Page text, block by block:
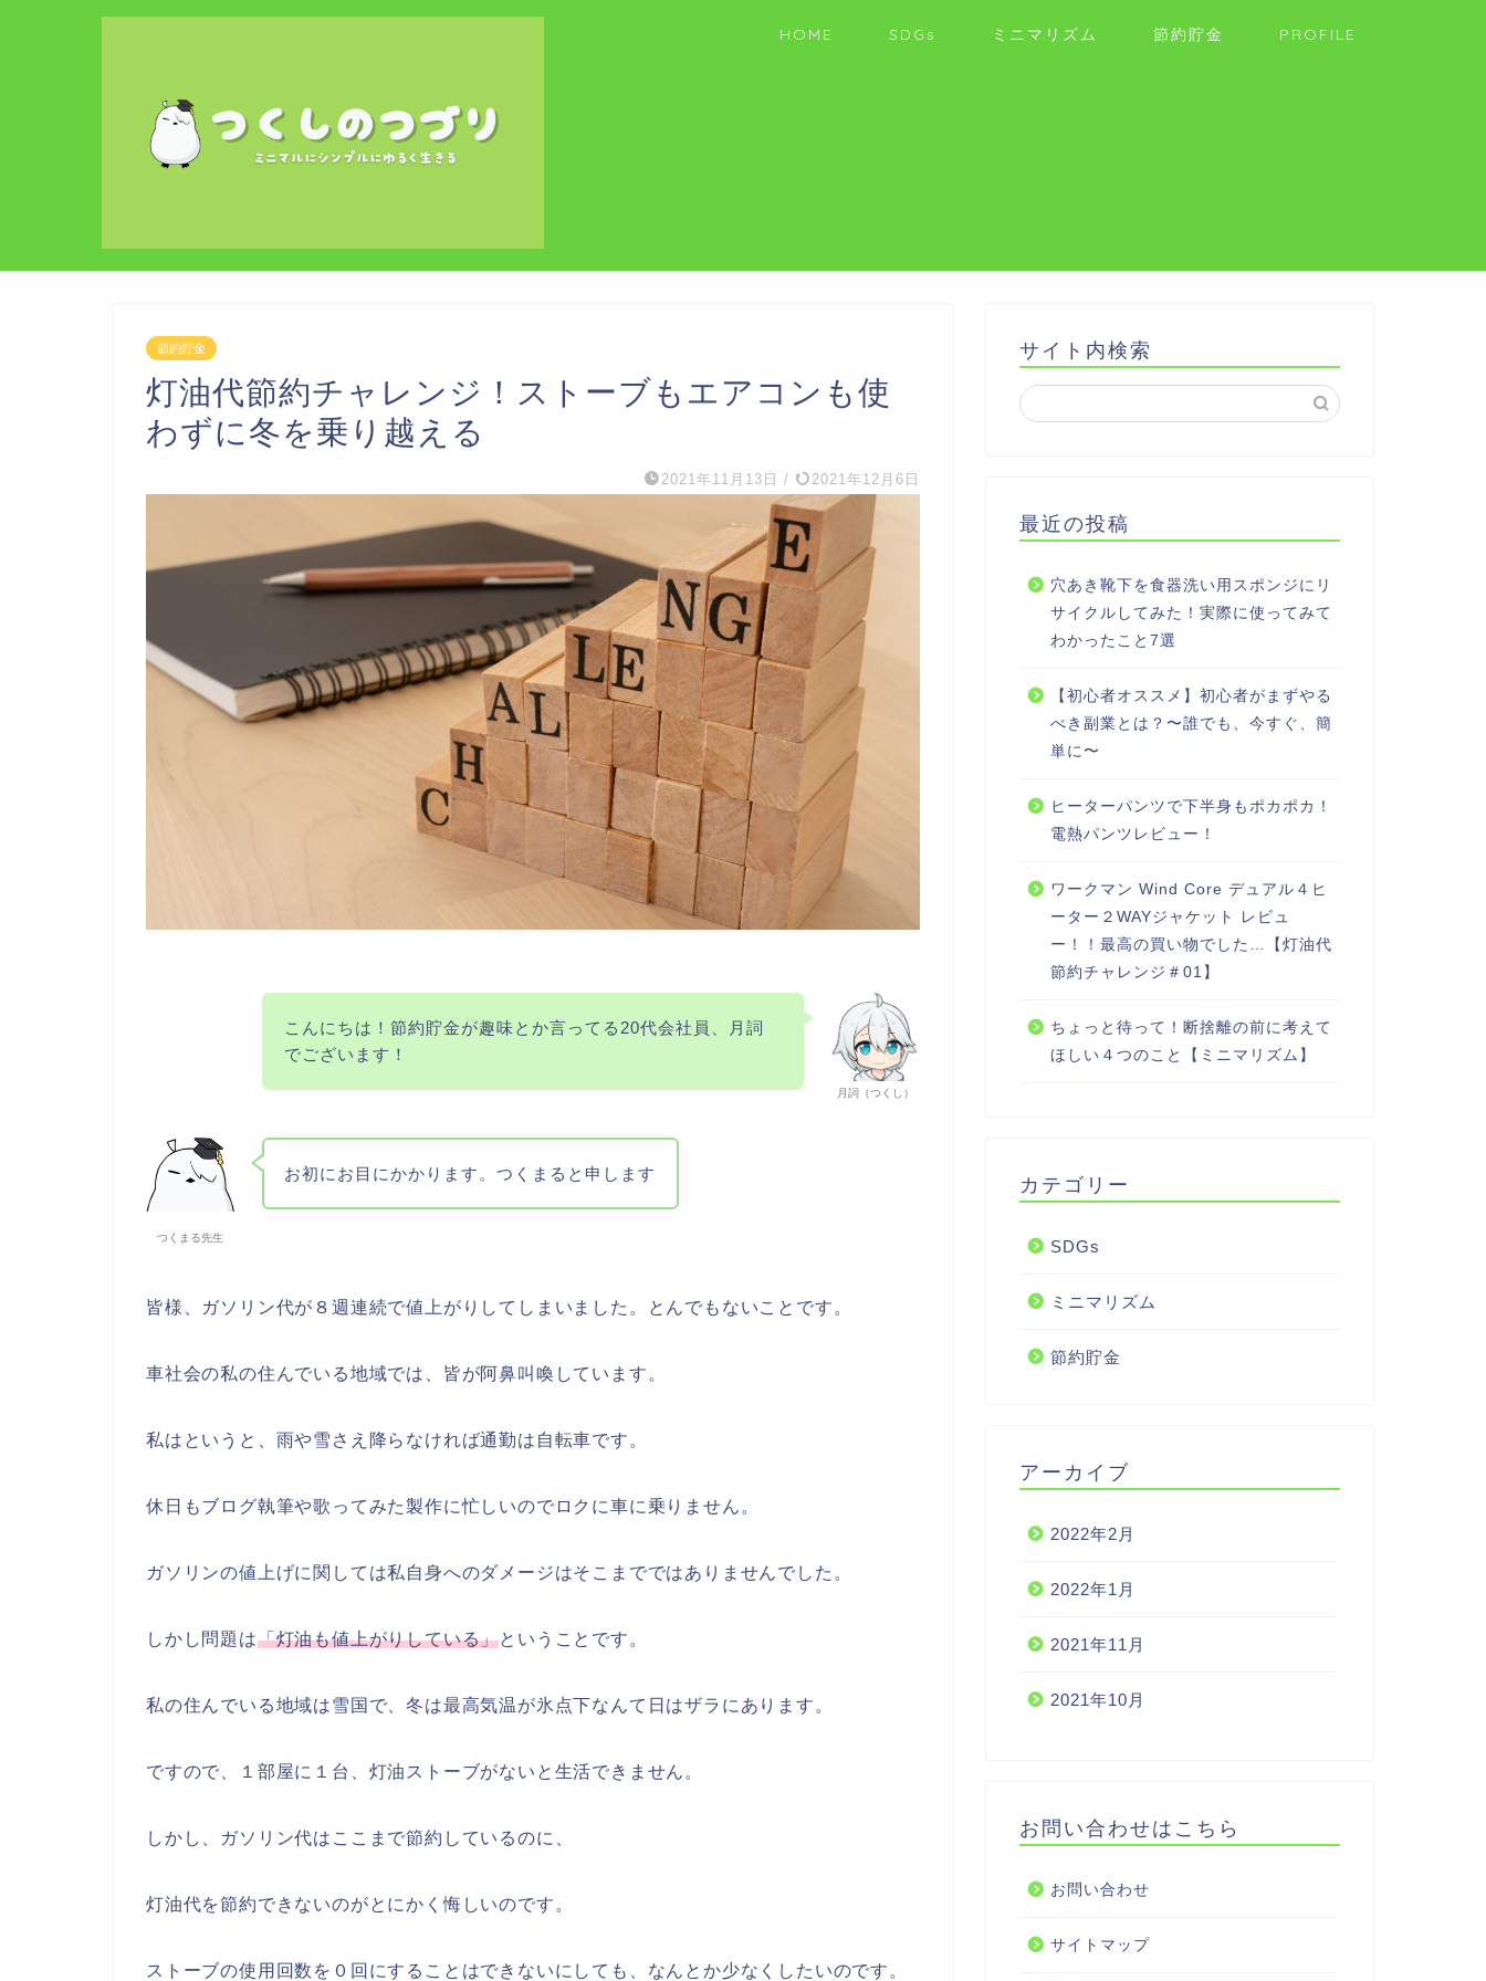
HOME SDGs ミニマリズム 節約貯金 PROFILE
節約貯金
灯油代節約チャレンジ！ストーブもエアコンも使
わずに冬を乗り越える
2021年11月13日 / 2021年12月6日
月詞（つくし）
こんにちは！節約貯金が趣味とか言ってる20代会社員、月詞
でございます！
つくまる先生
お初にお目にかかります。つくまると申します
皆様、ガソリン代が８週連続で値上がりしてしまいました。とんでもないことです。
車社会の私の住んでいる地域では、皆が阿鼻叫喚しています。
私はというと、雨や雪さえ降らなければ通勤は自転車です。
休日もブログ執筆や歌ってみた製作に忙しいのでロクに車に乗りません。
ガソリンの値上げに関しては私自身へのダメージはそこまでではありませんでした。
しかし問題は「灯油も値上がりしている」ということです。
私の住んでいる地域は雪国で、冬は最高気温が氷点下なんて日はザラにあります。
ですので、１部屋に１台、灯油ストーブがないと生活できません。
しかし、ガソリン代はここまで節約しているのに、
灯油代を節約できないのがとにかく悔しいのです。
ストーブの使用回数を０回にすることはできないにしても、なんとか少なくしたいのです。
サイト内検索
最近の投稿
穴あき靴下を食器洗い用スポンジにリ
サイクルしてみた！実際に使ってみて
わかったこと7選
【初心者オススメ】初心者がまずやる
べき副業とは？〜誰でも、今すぐ、簡
単に〜
ヒーターパンツで下半身もポカポカ！
電熱パンツレビュー！
ワークマン Wind Core デュアル４ヒ
ーター２WAYジャケット レビュ
ー！！最高の買い物でした…【灯油代
節約チャレンジ＃01】
ちょっと待って！断捨離の前に考えて
ほしい４つのこと【ミニマリズム】
カテゴリー
SDGs
ミニマリズム
節約貯金
アーカイブ
2022年2月
2022年1月
2021年11月
2021年10月
お問い合わせはこちら
お問い合わせ
サイトマップ